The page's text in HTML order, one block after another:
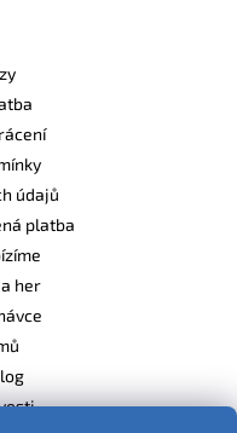
údajů
platba
her